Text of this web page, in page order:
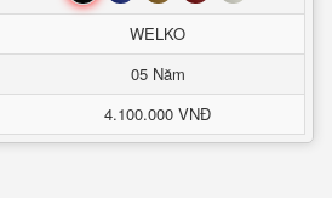
WELKO
05 Năm
4.100.000 VNĐ